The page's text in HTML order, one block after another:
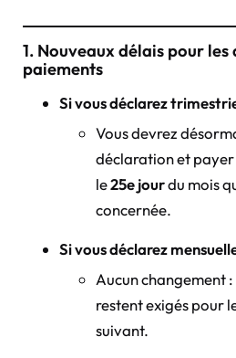
1. Nouveaux délais pour
paiements
Si vous déclarez
Vous devrez
déclaration et payer
le25e jourdu mois
concernée.
Si vous déclarez
Aucun changement
restent exigés pour
suivant.